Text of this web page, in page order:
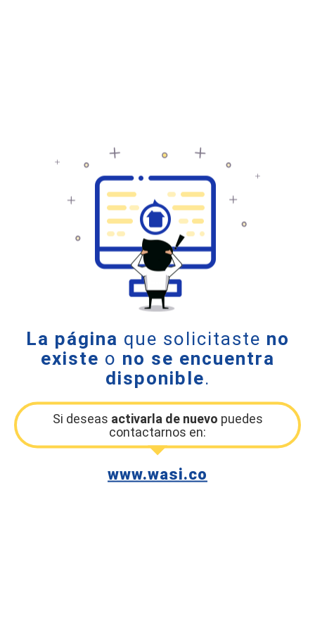
La página que solicitaste no
existe o no se encuentra
disponible.
Si deseas activarla de nuevo puedes
contactarnos en:
www.wasi.co